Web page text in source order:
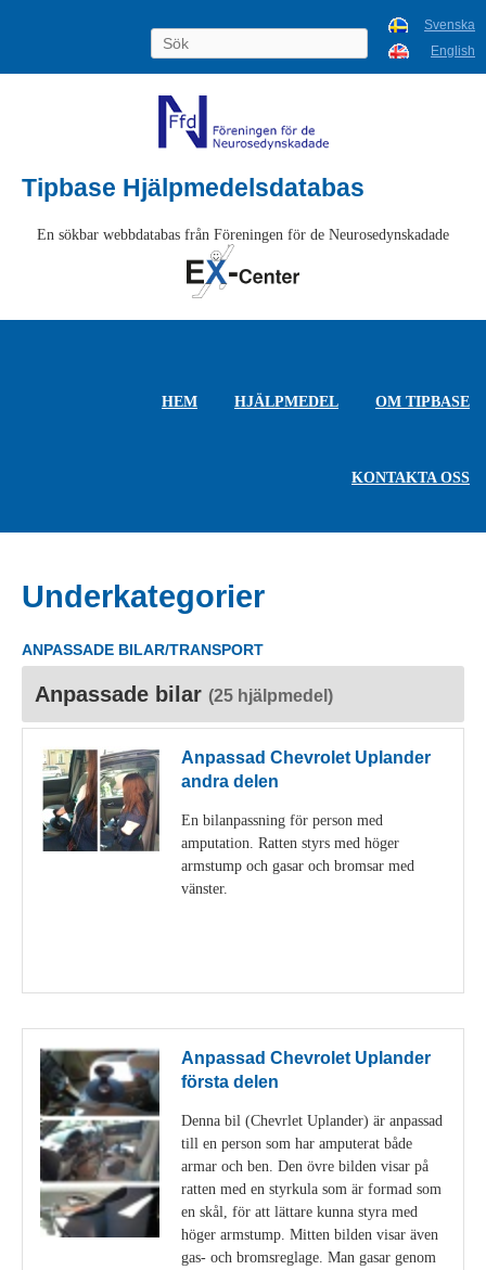
Svenska
English
Tipbase Hjälpmedelsdatabas
En sökbar webbdatabas från Föreningen för de Neurosedynskadade
HEM HJÄLPMEDEL OM TIPBASE
KONTAKTA OSS
Underkategorier
ANPASSADE BILAR/TRANSPORT
Anpassade bilar (25 hjälpmedel)
Anpassad Chevrolet Uplander
andra delen
En bilanpassning för person med
amputation. Ratten styrs med höger
armstump och gasar och bromsar med
vänster.
Anpassad Chevrolet Uplander
första delen
Denna bil (Chevrlet Uplander) är anpassad
till en person som har amputerat både
armar och ben. Den övre bilden visar på
ratten med en styrkula som är formad som
en skål, för att lättare kunna styra med
höger armstump. Mitten bilden visar även
gas- och bromsreglage. Man gasar genom